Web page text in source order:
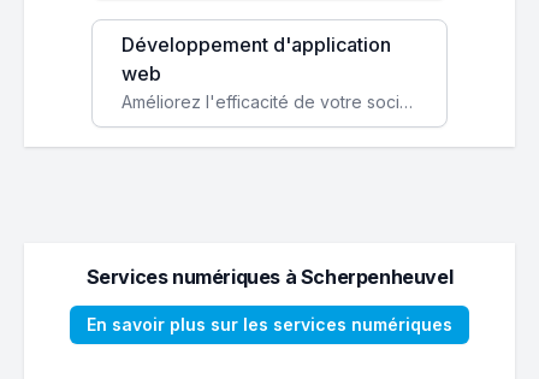
Développement d'application
web
Améliorez l'efficacité de votre société avec une application web personnalisée accessible partout et tout le temps.
Services numériques à Scherpenheuvel
En savoir plus sur les services numériques